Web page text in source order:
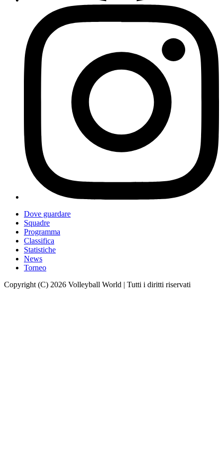
Dove guardare
Squadre
Programma
Classifica
Statistiche
News
Torneo
Copyright (C) 2026 Volleyball World | Tutti i diritti riservati